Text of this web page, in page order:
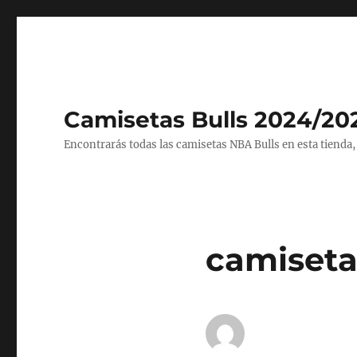
Camisetas Bulls 2024/
Encontrarás todas las camisetas NBA Bulls en esta